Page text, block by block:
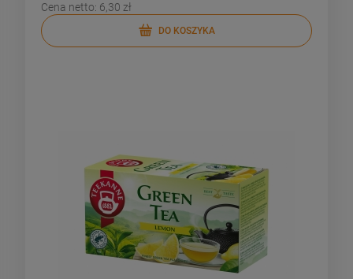
Cena netto: 6,30 zł
DO KOSZYKA